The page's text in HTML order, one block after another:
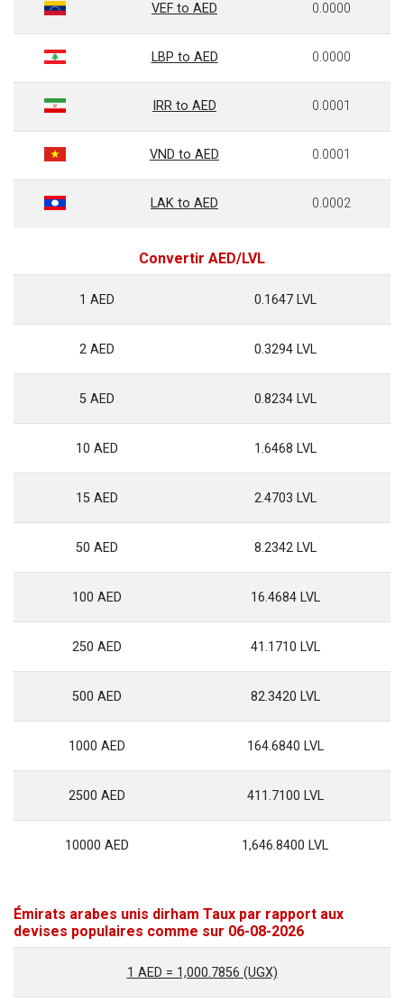
VEF to AED 0.0000
LBP to AED 0.0000
IRR to AED 0.0001
VND to AED 0.0001
LAK to AED 0.0002
Convertir AED/LVL
1 AED 0.1647 LVL
2 AED 0.3294 LVL
5 AED 0.8234 LVL
10 AED 1.6468 LVL
15 AED 2.4703 LVL
50 AED 8.2342 LVL
100 AED 16.4684 LVL
250 AED 41.1710 LVL
500 AED 82.3420 LVL
1000 AED 164.6840 LVL
2500 AED 411.7100 LVL
10000 AED 1,646.8400 LVL
Émirats arabes unis dirham Taux par rapport aux
devises populaires comme sur 06-08-2026
1 AED = 1,000.7856 (UGX)